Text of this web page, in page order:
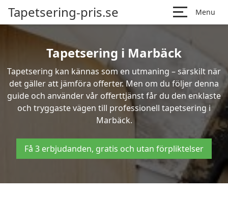
Tapetsering-pris.se Menu
Tapetsering i Marbäck
Tapetsering kan kännas som en utmaning – särskilt när
det gäller att jämföra offerter. Men om du följer denna
guide och använder vår offerttjänst får du den enklaste
och tryggaste vägen till professionell tapetsering i
Marbäck.
Få 3 erbjudanden, gratis och utan förpliktelser